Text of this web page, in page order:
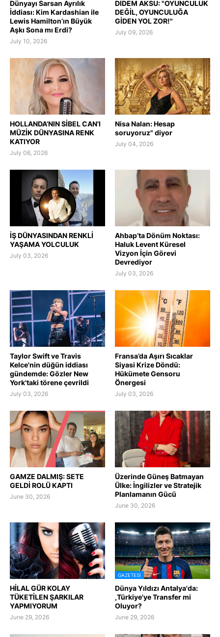
Dünyayı Sarsan Ayrılık
İddiası: Kim Kardashian ile
Lewis Hamilton’ın Büyük
Aşkı Sona mı Erdi?
July 10, 2026
DİDEM AKSU: "OYUNCULUK
DEĞİL, OYUNCULUĞA
GİDEN YOL ZOR!"
July 09, 2026
HOLLANDA’NIN SİBEL CAN’I
MÜZİK DÜNYASINA RENK
KATIYOR
July 06, 2026
Nisa Nalan: Hesap
soruyoruz" diyor
July 04, 2026
İŞ DÜNYASINDAN RENKLİ
YAŞAMA YOLCULUK
July 03, 2026
Ahbap’ta Dönüm Noktası:
Haluk Levent Küresel
Vizyon İçin Görevi
Devrediyor
July 03, 2026
Taylor Swift ve Travis
Kelce'nin düğün iddiası
gündemde: Gözler New
York'taki törene çevrildi
July 03, 2026
Fransa’da Aşırı Sıcaklar
Siyasi Krize Döndü:
Hükümete Gensoru
Önergesi
July 03, 2026
GAMZE DALMIŞ: SETE
GELDİ ROLÜ KAPTI
June 30, 2026
Üzerinde Güneş Batmayan
Ülke: İngilizler ve Stratejik
Planlamanın Gücü
June 30, 2026
HİLAL GÜR KOLAY
TÜKETİLEN ŞARKILAR
YAPMIYORUM
June 29, 2026
GAZETESI
Dünya Yıldızı Antalya'da:
,Türkiye'ye Transfer mi
Oluyor?
June 29, 2026